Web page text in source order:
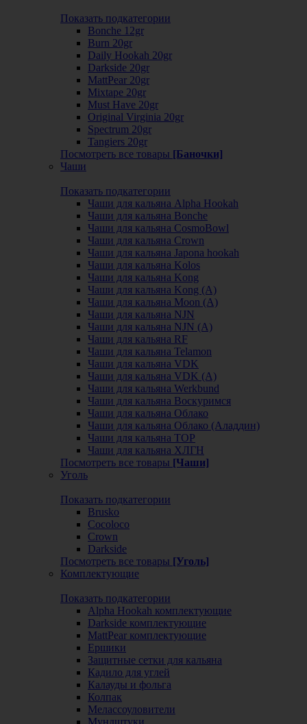
Показать подкатегории
Bonche 12gr
Burn 20gr
Daily Hookah 20gr
Darkside 20gr
MattPear 20gr
Mixtape 20gr
Must Have 20gr
Original Virginia 20gr
Spectrum 20gr
Tangiers 20gr
Посмотреть все товары [Баночки]
Чаши
Показать подкатегории
Чаши для кальяна Alpha Hookah
Чаши для кальяна Bonche
Чаши для кальяна CosmoBowl
Чаши для кальяна Crown
Чаши для кальяна Japona hookah
Чаши для кальяна Kolos
Чаши для кальяна Kong
Чаши для кальяна Kong (A)
Чаши для кальяна Moon (А)
Чаши для кальяна NJN
Чаши для кальяна NJN (А)
Чаши для кальяна RF
Чаши для кальяна Telamon
Чаши для кальяна VDK
Чаши для кальяна VDK (А)
Чаши для кальяна Werkbund
Чаши для кальяна Воскуримся
Чаши для кальяна Облако
Чаши для кальяна Облако (Аладдин)
Чаши для кальяна ТОР
Чаши для кальяна ХЛГН
Посмотреть все товары [Чаши]
Уголь
Показать подкатегории
Brusko
Cocoloco
Crown
Darkside
Посмотреть все товары [Уголь]
Комплектующие
Показать подкатегории
Alpha Hookah комплектующие
Darkside комплектующие
MattPear комплектующие
Ершики
Защитные сетки для кальяна
Кадило для углей
Калауды и фольга
Колпак
Мелассоуловители
Мундштуки